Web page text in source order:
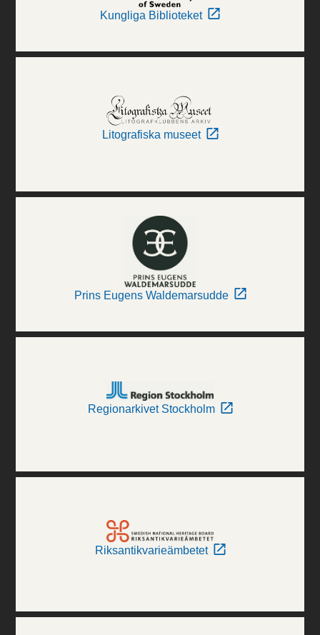
Kungliga Biblioteket
Litografiska museet
Prins Eugens Waldemarsudde
Regionarkivet Stockholm
Riksantikvarieämbetet